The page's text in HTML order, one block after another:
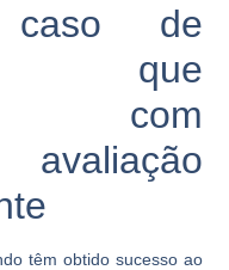
de
que
com
têm obtido sucesso ao